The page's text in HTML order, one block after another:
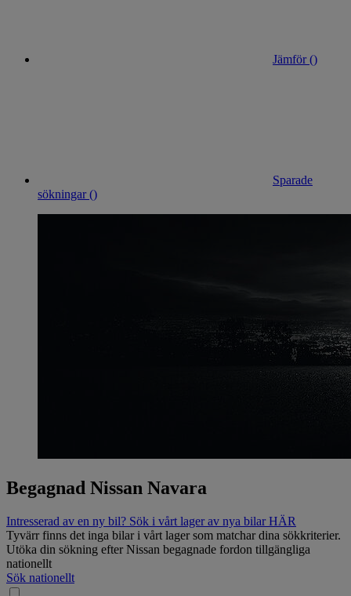
Jämför ()
Sparade
sökningar ()
Begagnad Nissan Navara
Intresserad av en ny bil? Sök i vårt lager av nya bilar HÄR
Tyvärr finns det inga bilar i vårt lager som matchar dina sökkriterier.
Utöka din sökning efter Nissan begagnade fordon tillgängliga
nationellt
Sök nationellt